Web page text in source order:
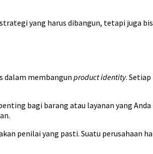
yang harus dibangun, tetapi juga
dalam membangun product identity.
bagi barang atau layanan yang
penilai yang pasti. Suatu perusahaan